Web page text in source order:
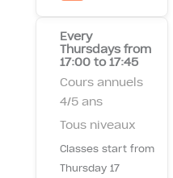
Every
Thursdays from
17:00 to 17:45
Cours annuels
4/5 ans
Tous niveaux
Classes start from
Thursday 17